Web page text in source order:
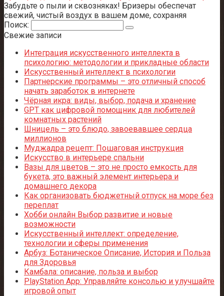
Забудьте о пыли и сквозняках! Бризеры обеспечат
свежий, чистый воздух в вашем доме, сохраняя
Поиск:
Свежие записи
Интеграция искусственного интеллекта в
психологию: методологии и прикладные области
Искусственный интеллект в психологии
Партнерские программы – это отличный способ
начать заработок в интернете
Чёрная икра: виды, выбор, подача и хранение
GPT как цифровой помощник для любителей
комнатных растений
Шницель – это блюдо, завоевавшее сердца
миллионов
Муджадра рецепт: Пошаговая инструкция
Искусство в интерьере спальни
Вазы для цветов – это не просто емкость для
букета, это важный элемент интерьера и
домашнего декора
Как организовать бюджетный отпуск на море без
переплат
Хобби онлайн Выбор развитие и новые
возможности
Искусственный интеллект: определение,
технологии и сферы применения
Арбуз: Ботаническое Описание, История и Польза
для Здоровья
Камбала: описание, польза и выбор
PlayStation App: Управляйте консолью и улучшайте
игровой опыт